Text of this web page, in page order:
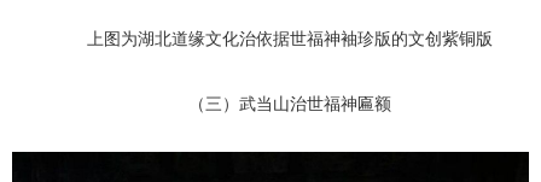
上图为湖北道缘文化治依据世福神袖珍版的文创紫铜版
（三）武当山治世福神匾额